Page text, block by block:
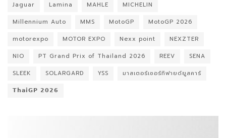
Jaguar
Lamina MAHLE
MICHELIN
Millennium Auto
MMS MotoGP
MotoGP 2026
motorexpo
MOTOR EXPO Nexx point
NEXZTER
NIO
PT Grand Prix of Thailand 2026 REEV
SENA
SLEEK
SOLARGARD YSS
มาสเตอร์เซอร์ทิฟายด์ยูสคาร์
𝗧𝗵𝗮𝗶𝗚𝗣 𝟮𝟬𝟮𝟲